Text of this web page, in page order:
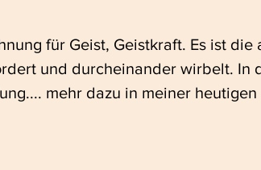
für Geist, Geistkraft. Es ist die
und durcheinander wirbelt. In
mehr dazu in meiner heutigen